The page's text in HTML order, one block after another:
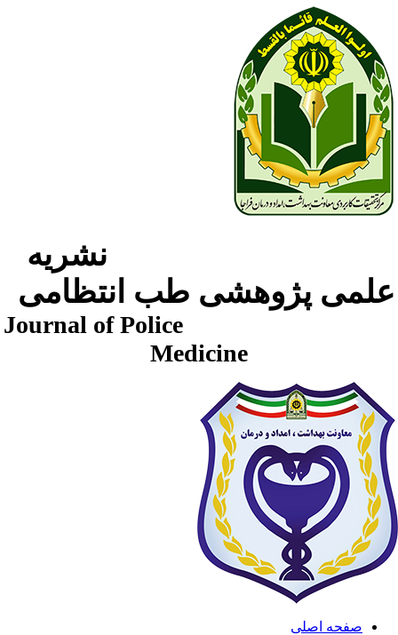
نشریه
پژوهشی طب انتظامی
Journal of Police
Medicine
صفحه اصلی